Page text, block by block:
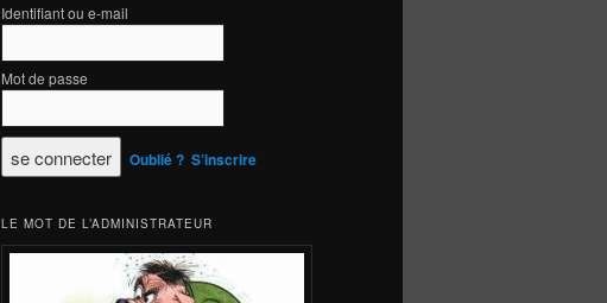
Identifiant ou e-mail
Mot de passe
Oublié ? S’inscrire
LE MOT DE L’ADMINISTRATEUR